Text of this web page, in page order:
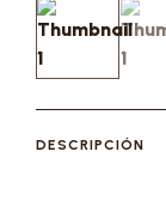
DESCRIPCIÓN